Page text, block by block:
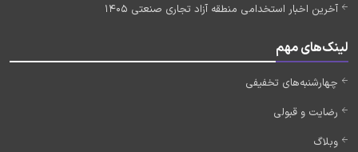
آخرین اخبار استخدامی منطقه آزاد تجاری صنعتی 1405
لینک‌های مهم
چهارشنبه‌های تخفیفی
رضایت و قبولی
وبلاگ